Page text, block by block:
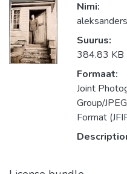
Nimi:
Suurus:
384.83 KB
Formaat:
Joint
Group/
Format